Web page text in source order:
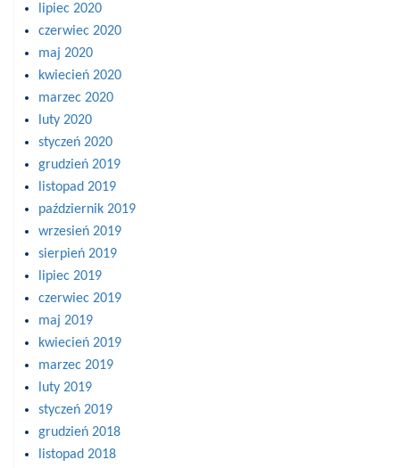
lipiec 2020
czerwiec 2020
maj 2020
kwiecień 2020
marzec 2020
luty 2020
styczeń 2020
grudzień 2019
listopad 2019
październik 2019
wrzesień 2019
sierpień 2019
lipiec 2019
czerwiec 2019
maj 2019
kwiecień 2019
marzec 2019
luty 2019
styczeń 2019
grudzień 2018
listopad 2018